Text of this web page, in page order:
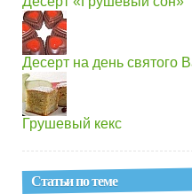
Десерт на день святого
Грушевый кекс
Статьи по теме